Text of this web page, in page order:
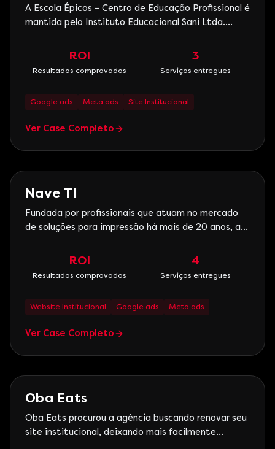
A Escola Épicos – Centro de Educação Profissional é
mantida pelo Instituto Educacional Sani Ltda.
melhores cursos técnicos em Curitiba. Com foco na
ROI
Resultados comprovados
3
Serviços entregues
Google ads Meta ads Site Institucional
Ver Case Completo
Marketing Digital
Nave TI
Fundada por profissionais que atuam no mercado
de soluções para impressão há mais de 20 anos, a
outsourcing de impressão, locação, venda e
ROI
Resultados comprovados
4
Serviços entregues
Website Institucional Google ads Meta ads
Ver Case Completo
E-commerce
Oba Eats
Oba Eats procurou a agência buscando renovar seu
site institucional, deixando mais facilmente